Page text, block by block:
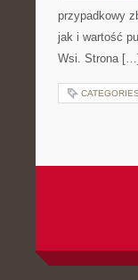
przypadkowy
jak i wartość
Wsi. Strona […]